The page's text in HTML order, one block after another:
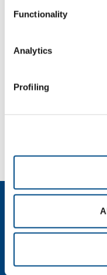
Functionality
Analytics
Profiling
construction
Contactez-nous
Éthique et valeurs
Sécurité, environnement et